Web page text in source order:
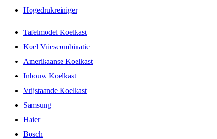
Hogedrukreiniger
Tafelmodel Koelkast
Koel Vriescombinatie
Amerikaanse Koelkast
Inbouw Koelkast
Vrijstaande Koelkast
Samsung
Haier
Bosch